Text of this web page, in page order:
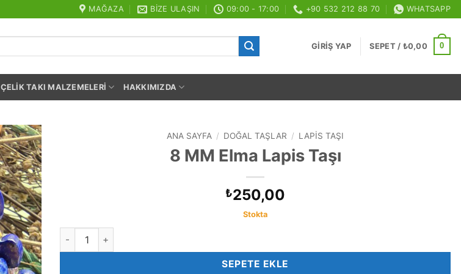
MAĞAZA BIZE ULAŞIN 09:00 - 17:00 +90 532 212 88 70 WHATSAPP
GIRIŞ YAP SEPET / ₺0,00 0
ÇELIK TAKI MALZEMELERI HAKKIMIZDA
ANA SAYFA / DOĞAL TAŞLAR / LAPIS TAŞI
8 MM Elma Lapis Taşı
₺250,00
Stokta
8 MM Elma Lapis Taşı adet
SEPETE EKLE